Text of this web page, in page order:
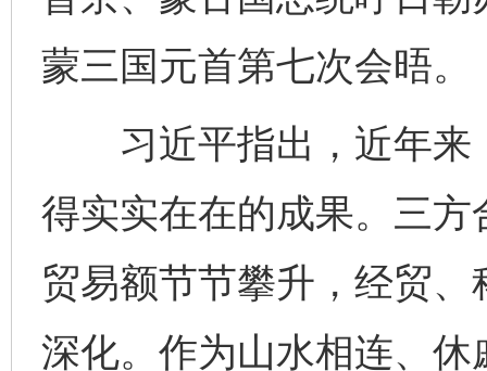
蒙三国元首第七次会晤。
习近平指出，近年来
得实实在在的成果。三
贸易额节节攀升，经贸
深化。作为山水相连、